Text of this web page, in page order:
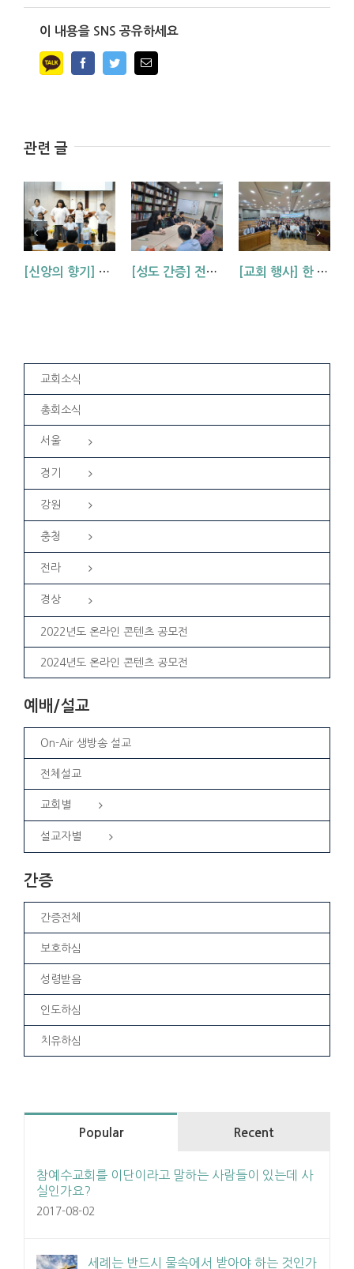
이 내용을 SNS 공유하세요
FacebookTwitterEmail
관련 글
[신앙의 향기] 우리 하나님은 크시다네_아동부 찬양 [성도 간증] 전도팀의 차 전도 후 성도들의 소감 [교회 행사] 한 영혼을 위해 마음을 모아_봄 영은회
교회소식
총회소식
서울
경기
강원
충청
전라
경상
2022년도 온라인 콘텐츠 공모전
2024년도 온라인 콘텐츠 공모전
예배/설교
On-Air 생방송 설교
전체설교
교회별
설교자별
간증
간증전체
보호하심
성령받음
인도하심
치유하심
Popular Recent
참예수교회를 이단이라고 말하는 사람들이 있는데 사
실인가요?
2017-08-02
세례는 반드시 물속에서 받아야 하는 것인가